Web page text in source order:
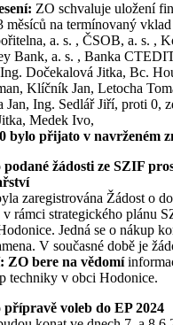
ZO schvaluje uložení
měsíců na termínovaný
a. s. , ČSOB, a. s. ,
Bank, a. s. , Banka
Dočekalová Jitka, Bc.
Klíčník Jan, Letocha
Jan, Ing. Sedlář Jiří, proti 0,
Medek Ivo,
bylo přijato v navrženém
podané žádosti ze SZIF
zaregistrována Žádost o
rámci strategického plánu
Jedná se o nákup
V současné době je
ZO bere na vědomí
techniky v obci Hodonice.
přípravě voleb do EP 2024